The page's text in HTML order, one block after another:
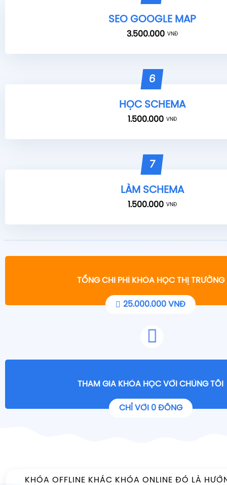
SEO GOOGLE MAP
3.500.000 VNĐ
6
HỌC SCHEMA
1.500.000 VNĐ
7
LÀM SCHEMA
1.500.000 VNĐ
TỔNG CHI PHÍ KHÓA HỌC THỊ TRƯỜNG
25.000.000 VNĐ
THAM GIA KHÓA HỌC VỚI CHÚNG TÔI
CHỈ VỚI 0 ĐỒNG
KHÓA OFFLINE KHÁC KHÓA ONLINE ĐÓ LÀ